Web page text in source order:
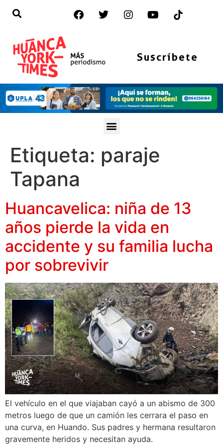
Suscríbete
Etiqueta: paraje
Tapana
Huancavelica: niña de 13
años pierde la vida en
accidente y su familia lucha
por sobrevivir
El vehículo en el que viajaban cayó a un abismo de 300
metros luego de que un camión les cerrara el paso en
una curva, en Huando. Sus padres y hermana resultaron
gravemente heridos y necesitan ayuda.